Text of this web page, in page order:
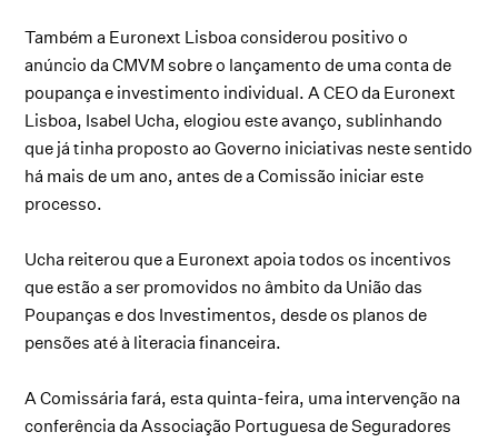
Também a Euronext Lisboa considerou positivo o
anúncio da CMVM sobre o lançamento de uma conta de
poupança e investimento individual. A CEO da Euronext
Lisboa, Isabel Ucha, elogiou este avanço, sublinhando
que já tinha proposto ao Governo iniciativas neste sentido
há mais de um ano, antes de a Comissão iniciar este
processo.
Ucha reiterou que a Euronext apoia todos os incentivos
que estão a ser promovidos no âmbito da União das
Poupanças e dos Investimentos, desde os planos de
pensões até à literacia financeira.
A Comissária fará, esta quinta-feira, uma intervenção na
conferência da Associação Portuguesa de Seguradores